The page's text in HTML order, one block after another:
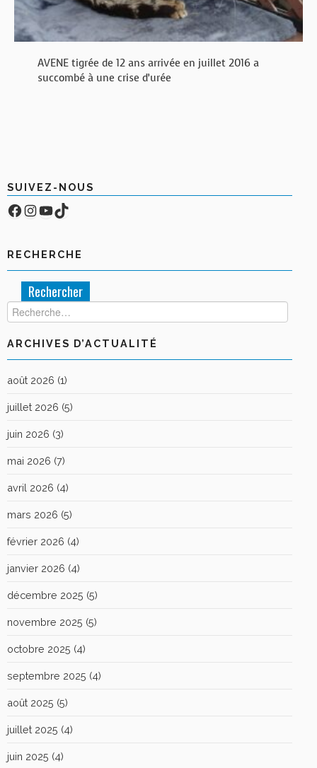
AVENE tigrée de 12 ans arrivée en juillet 2016 a
succombé à une crise d’urée
SUIVEZ-NOUS
Facebook
Compte Instagram
YouTube
TikTok
RECHERCHE
Rechercher :
ARCHIVES D’ACTUALITÉ
août 2026 (1)
juillet 2026 (5)
juin 2026 (3)
mai 2026 (7)
avril 2026 (4)
mars 2026 (5)
février 2026 (4)
janvier 2026 (4)
décembre 2025 (5)
novembre 2025 (5)
octobre 2025 (4)
septembre 2025 (4)
août 2025 (5)
juillet 2025 (4)
juin 2025 (4)